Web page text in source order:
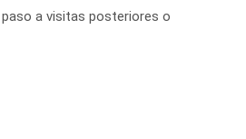
a visitas posteriores o